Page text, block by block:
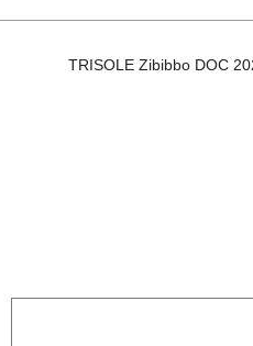
TRISOLE Zibibbo DOC